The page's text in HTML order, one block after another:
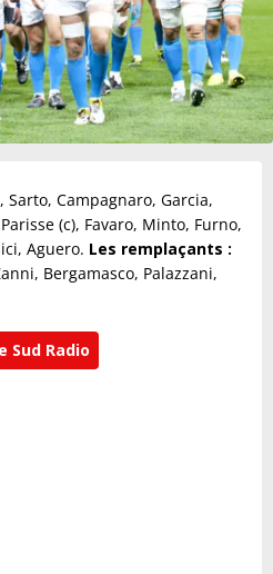
Sarto, Campagnaro, Garcia,
(c), Favaro, Minto, Furno,
Aguero. Les remplaçants :
Bergamasco, Palazzani,
Sud Radio